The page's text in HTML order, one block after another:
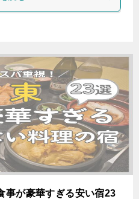
事が豪華すぎる安い宿23